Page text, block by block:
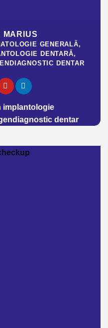
MARIUS
GENERALĂ,
DENTARĂ,
DENTAR
implantologie
dentar